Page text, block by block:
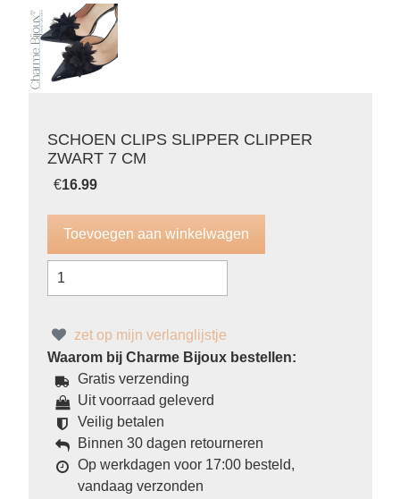
SCHOEN CLIPS SLIPPER CLIPPER
ZWART 7 CM
€16.99
zet op mijn verlanglijstje
Waarom bij Charme Bijoux bestellen:
Gratis verzending
Uit voorraad geleverd
Veilig betalen
Binnen 30 dagen retourneren
Op werkdagen voor 17:00 besteld,
vandaag verzonden